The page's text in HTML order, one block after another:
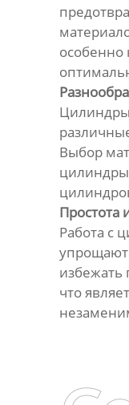
Цилиндры
Выбор
цилиндры
Простота
Работа с
упрощают
избежать
что